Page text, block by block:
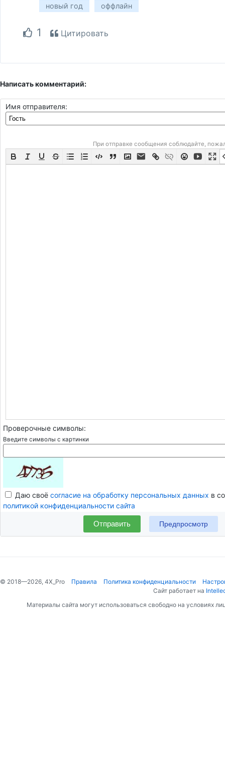
новый год оффлайн
1 Цитировать
Написать комментарий:
Имя отправителя:
При отправке сообщения соблюдайте,
Проверочные символы:
Введите символы с картинки
Даю своё согласие на обработку персональных данных в
политикой конфиденциальности сайта
Отправить
© 2018—2026, 4X_Pro Правила Политика конфиденциальности
Сайт работает на
Материалы сайта могут использоваться свободно на условиях